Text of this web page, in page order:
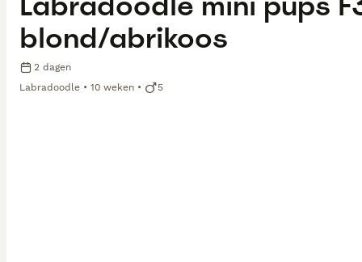
blond/abrikoos
2 dagen
Labradoodle
10 weken 5